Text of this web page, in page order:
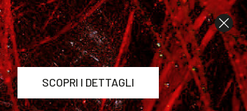
SCOPRI I DETTAGLI